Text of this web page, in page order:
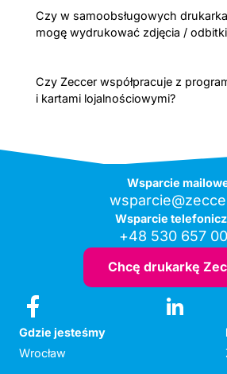
Czy w samoobsługowych
mogę wydrukować zdjęcia /
Czy Zeccer współpracuje z
i kartami lojalnościowymi?
Wsparcie
Wsparcie
+48 530 657
Chcę drukarkę
Gdzie jesteśmy
Wrocław